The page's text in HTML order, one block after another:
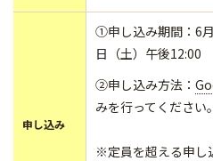
申し込み
①申し込み期間：6
日（土）午後12:00
②申し込み方法：
みを行ってください。
※定員を超える申し